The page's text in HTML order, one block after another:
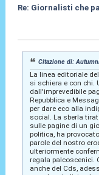
Re: Giornalisti che
Citazione di:
La linea editoriale
si schiera e con chi.
dall'imprevedibile
Repubblica e
per dare eco alla
social. La sberla
sulle pagine di un
politica, ha
parole del nostro
ulteriormente
regala palcoscenici.
anche del Cds,